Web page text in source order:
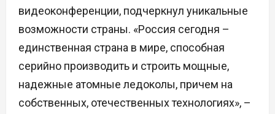
видеоконференции, подчеркнул уникальные
возможности страны. «Россия сегодня –
единственная страна в мире, способная
серийно производить и строить мощные,
надежные атомные ледоколы, причем на
собственных, отечественных технологиях», –